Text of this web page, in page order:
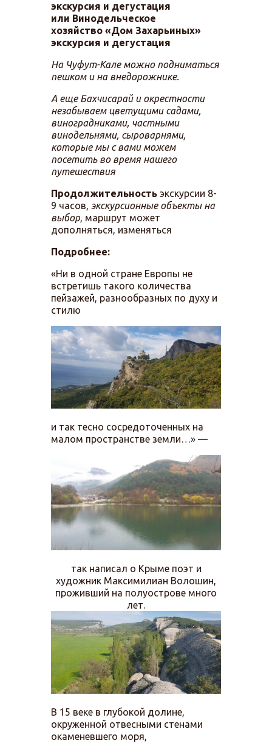
экскурсия и дегустация
или Винодельческое
хозяйство «Дом Захарьиных»
экскурсия и дегустация
На Чуфут-Кале можно подниматься
пешком и на внедорожнике.
А еще Бахчисарай и окрестности
незабываем цветущими садами,
виноградниками, частными
винодельнями, сыроварнями,
которые мы с вами можем
посетить во время нашего
путешествия
Продолжительность экскурсии 8-
9 часов, экскурсионные объекты на
выбор, маршрут может
дополняться, изменяться
Подробнее:
«Ни в одной стране Европы не
встретишь такого количества
пейзажей, разнообразных по духу и
стилю
и так тесно сосредоточенных на
малом пространстве земли…» —
так написал о Крыме поэт и
художник Максимилиан Волошин,
проживший на полуострове много
лет.
В 15 веке в глубокой долине,
окруженной отвесными стенами
окаменевшего моря,